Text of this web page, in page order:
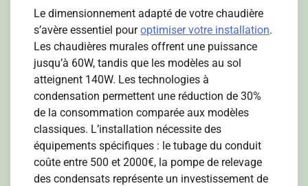
Le dimensionnement adapté de votre chaudière
s’avère essentiel pouroptimiser votre installation.
Les chaudières murales offrent une puissance
jusqu’à 60W, tandis que les modèles au sol
atteignent 140W. Les technologies à
condensation permettent une réduction de 30%
de la consommation comparée aux modèles
classiques. L’installation nécessite des
équipements spécifiques : le tubage du conduit
coûte entre 500 et 2000€, la pompe de relevage
des condensats représente un investissement de